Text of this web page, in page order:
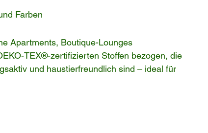
Farben
Apartments, Boutique-Lounges
TEX®-zertifizierten Stoffen bezogen, die
und haustierfreundlich sind – ideal für